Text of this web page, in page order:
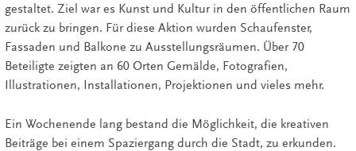
gestaltet. Ziel war es Kunst und Kultur in den öffentlichen Raum
zurück zu bringen. Für diese Aktion wurden Schaufenster,
Fassaden und Balkone zu Ausstellungsräumen. Über 70
Beteiligte zeigten an 60 Orten Gemälde, Fotografien,
Illustrationen, Installationen, Projektionen und vieles mehr.
Ein Wochenende lang bestand die Möglichkeit, die kreativen
Beiträge bei einem Spaziergang durch die Stadt, zu erkunden.